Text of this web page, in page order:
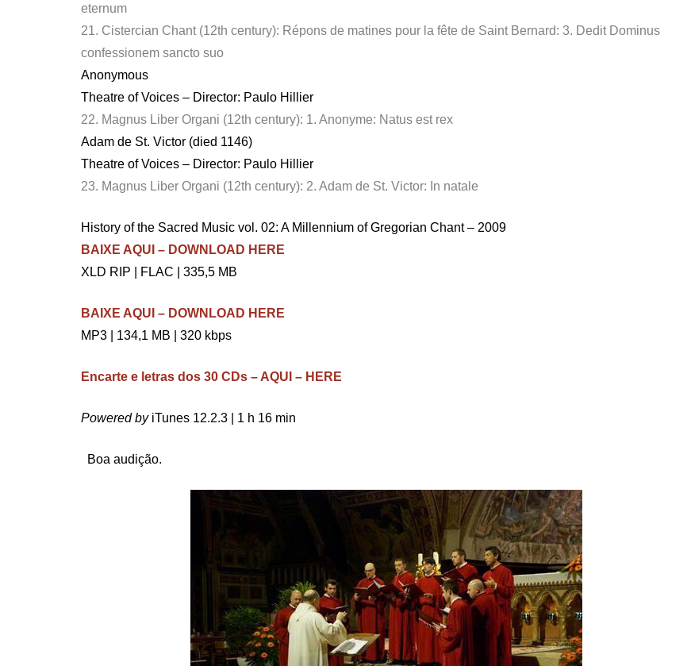
eternum
21. Cistercian Chant (12th century): Répons de matines pour la fête de Saint Bernard: 3. Dedit Dominus
confessionem sancto suo
Anonymous
Theatre of Voices – Director: Paulo Hillier
22. Magnus Liber Organi (12th century): 1. Anonyme: Natus est rex
Adam de St. Victor (died 1146)
Theatre of Voices – Director: Paulo Hillier
23. Magnus Liber Organi (12th century): 2. Adam de St. Victor: In natale
History of the Sacred Music vol. 02: A Millennium of Gregorian Chant – 2009
BAIXE AQUI – DOWNLOAD HERE
XLD RIP | FLAC | 335,5 MB
BAIXE AQUI – DOWNLOAD HERE
MP3 | 134,1 MB | 320 kbps
Encarte e letras dos 30 CDs – AQUI – HERE
Powered byiTunes 12.2.3 | 1 h 16 min
Boa audição.